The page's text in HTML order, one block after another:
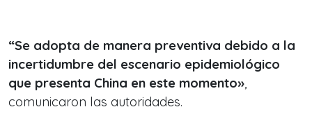
“Se adopta de manera preventiva debido a la
incertidumbre del escenario epidemiológico
que presenta China en este momento»,
comunicaron las autoridades.